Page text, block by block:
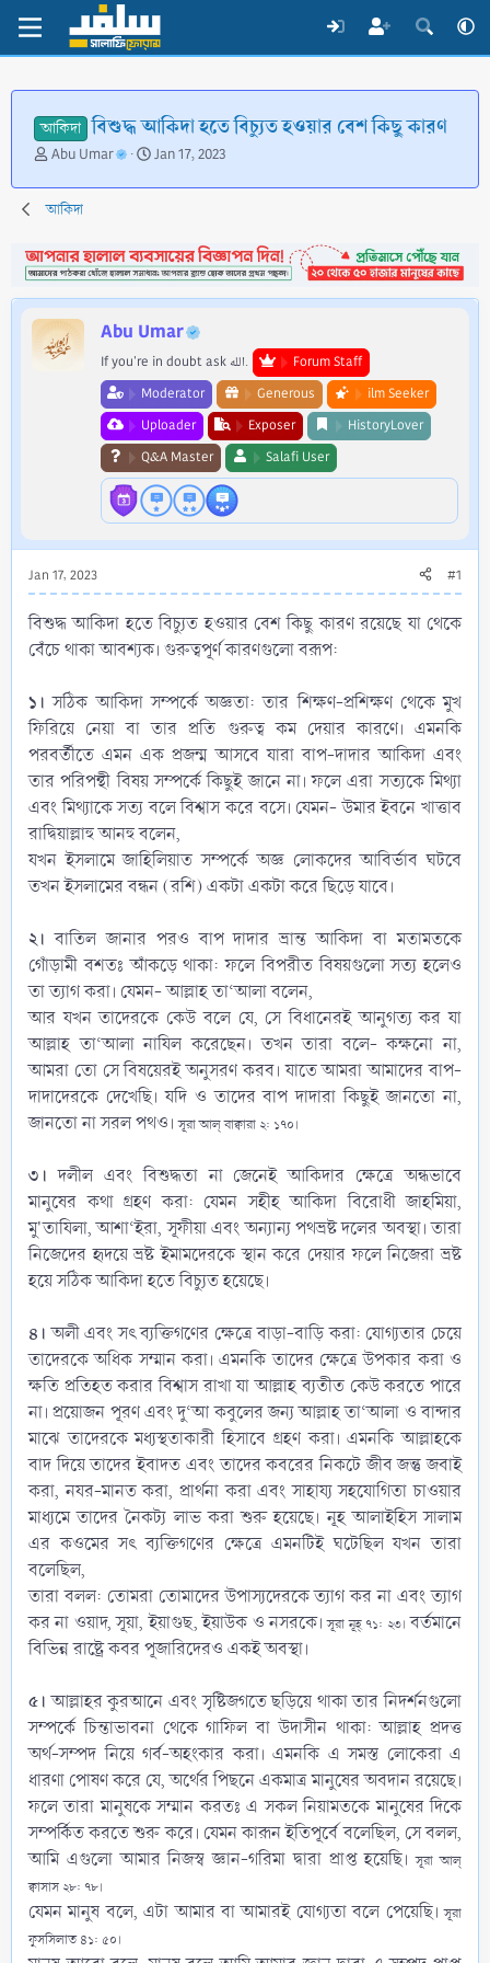
আকিদা বিশুদ্ধ আকিদা হতে বিচ্যুত হওয়ার বেশ কিছু কারণ
T
r
e
d
s
t
a
r
t
Abu Umar
S
a
d
a
t
Jan 17, 2023
আকিদা
Abu Umar
If you're in doubt ask الله.
Forum Staff
Moderator
Generous
ilm Seeker
Uploader
Exposer
HistoryLover
Q&A Master
Salafi User
Jan 17, 2023 #1
বিশুদ্ধ আকিদা হতে বিচ্যুত হওয়ার বেশ কিছু কারণ রয়েছে যা থেকে
বেঁচে থাকা আবশ্যক। গুরুত্বপূর্ণ কারণগুলো বরূপ:
১। সঠিক আকিদা সম্পর্কে অজ্ঞতা: তার শিক্ষণ-প্রশিক্ষণ থেকে মুখ
ফিরিয়ে নেয়া বা তার প্রতি গুরুত্ব কম দেয়ার কারণে। এমনকি
পরবর্তীতে এমন এক প্রজন্ম আসবে যারা বাপ-দাদার আকিদা এবং
তার পরিপন্থী বিষয় সম্পর্কে কিছুই জানে না। ফলে এরা সত্যকে মিথ্যা
এবং মিথ্যাকে সত্য বলে বিশ্বাস করে বসে। যেমন- উমার ইবনে খাত্তাব
রাদ্বিয়াল্লাহু আনহু বলেন,
যখন ইসলামে জাহিলিয়াত সম্পর্কে অজ্ঞ লোকদের আবির্ভাব ঘটবে
তখন ইসলামের বন্ধন (রশি) একটা একটা করে ছিড়ে যাবে।
২। বাতিল জানার পরও বাপ দাদার ভ্রান্ত আকিদা বা মতামতকে
গোঁড়ামী বশতঃ আঁকড়ে থাকা: ফলে বিপরীত বিষয়গুলো সত্য হলেও
তা ত্যাগ করা। যেমন- আল্লাহ তা‘আলা বলেন,
আর যখন তাদেরকে কেউ বলে যে, সে বিধানেরই আনুগত্য কর যা
আল্লাহ তা‘আলা নাযিল করেছেন। তখন তারা বলে- কক্ষনো না,
আমরা তো সে বিষয়েরই অনুসরণ করব। যাতে আমরা আমাদের বাপ-
দাদাদেরকে দেখেছি। যদি ও তাদের বাপ দাদারা কিছুই জানতো না,
জানতো না সরল পথও।সূরা আল্ বাক্বারা ২: ১৭০।
৩। দলীল এবং বিশুদ্ধতা না জেনেই আকিদার ক্ষেত্রে অন্ধভাবে
মানুষের কথা গ্রহণ করা: যেমন সহীহ আকিদা বিরোধী জাহমিয়া,
মু'তাযিলা, আশা‘ইরা, সূফীয়া এবং অন্যান্য পথভ্রষ্ট দলের অবস্থা। তারা
নিজেদের হৃদয়ে ভ্রষ্ট ইমামদেরকে স্থান করে দেয়ার ফলে নিজেরা ভ্রষ্ট
হয়ে সঠিক আকিদা হতে বিচ্যুত হয়েছে।
৪। অলী এবং সৎ ব্যক্তিগণের ক্ষেত্রে বাড়া-বাড়ি করা: যোগ্যতার চেয়ে
তাদেরকে অধিক সম্মান করা। এমনকি তাদের ক্ষেত্রে উপকার করা ও
ক্ষতি প্রতিহত করার বিশ্বাস রাখা যা আল্লাহ ব্যতীত কেউ করতে পারে
না। প্রয়োজন পূরণ এবং দু‘আ কবুলের জন্য আল্লাহ তা‘আলা ও বান্দার
মাঝে তাদেরকে মধ্যস্থতাকারী হিসাবে গ্রহণ করা। এমনকি আল্লাহকে
বাদ দিয়ে তাদের ইবাদত এবং তাদের কবরের নিকটে জীব জন্তু জবাই
করা, নযর-মানত করা, প্রার্থনা করা এবং সাহায্য সহযোগিতা চাওয়ার
মাধ্যমে তাদের নৈকট্য লাভ করা শুরু হয়েছে। নূহ আলাইহিস সালাম
এর কওমের সৎ ব্যক্তিগণের ক্ষেত্রে এমনটিই ঘটেছিল যখন তারা
বলেছিল,
তারা বলল: তোমরা তোমাদের উপাস্যদেরকে ত্যাগ কর না এবং ত্যাগ
কর না ওয়াদ, সূয়া, ইয়াগুছ, ইয়াউক ও নসরকে।সূরা নূহ্ ৭১: ২৩। বর্তমানে
বিভিন্ন রাষ্ট্রে কবর পূজারিদেরও একই অবস্থা।
৫। আল্লাহর কুরআনে এবং সৃষ্টিজগতে ছড়িয়ে থাকা তার নিদর্শনগুলো
সম্পর্কে চিন্তাভাবনা থেকে গাফিল বা উদাসীন থাকা: আল্লাহ প্রদত্ত
অর্থ-সম্পদ নিয়ে গর্ব-অহংকার করা। এমনকি এ সমস্ত লোকেরা এ
ধারণা পোষণ করে যে, অর্থের পিছনে একমাত্র মানুষের অবদান রয়েছে।
ফলে তারা মানুষকে সম্মান করতঃ এ সকল নিয়ামতকে মানুষের দিকে
সম্পর্কিত করতে শুরু করে। যেমন কারূন ইতিপূর্বে বলেছিল, সে বলল,
আমি এগুলো আমার নিজস্ব জ্ঞান-গরিমা দ্বারা প্রাপ্ত হয়েছি।সূরা আল্
ক্বাসাস ২৮: ৭৮।
যেমন মানুষ বলে, এটা আমার বা আমারই যোগ্যতা বলে পেয়েছি।সূরা
ফুসসিলাত ৪১: ৫০।